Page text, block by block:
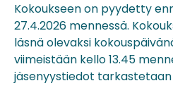
Kokoukseen on pyydetty
27.4.2026 mennessä.
läsnä olevaksi
viimeistään kello 13.45
jäsenyystiedot